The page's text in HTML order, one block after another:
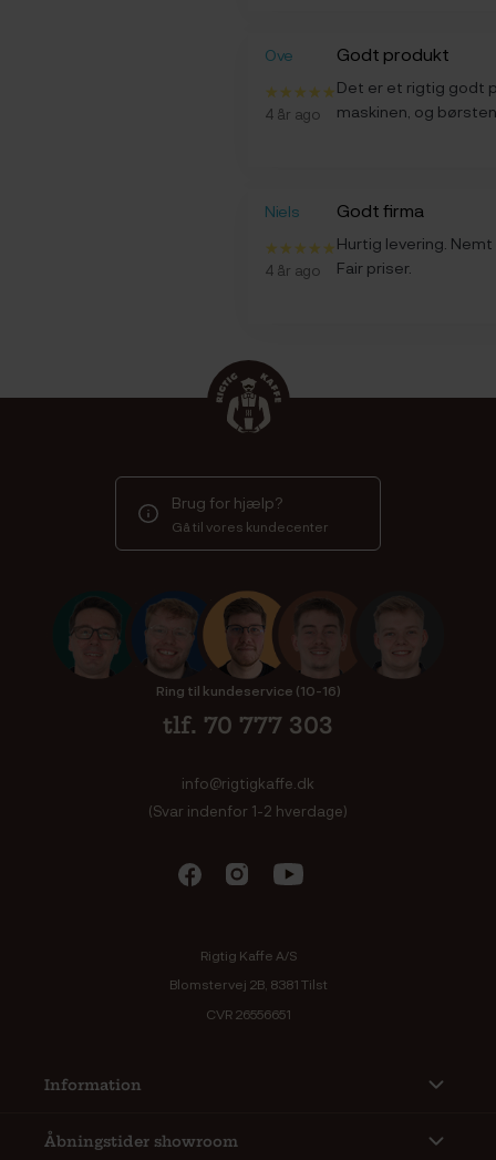
Ove
4 år ago
Godt produkt
Det er et rigtig godt
maskinen, og
Niels
4 år ago
Godt firma
Hurtig levering.
Fair priser.
Brug for hjælp?
Gå til vores kundecenter
Ring til kundeservice (10-16)
tlf. 70 777 303
info@rigtigkaffe.dk
(Svar indenfor 1-2 hverdage)
Rigtig Kaffe A/S
Blomstervej 2B, 8381 Tilst
CVR 26556651
Information
Åbningstider showroom